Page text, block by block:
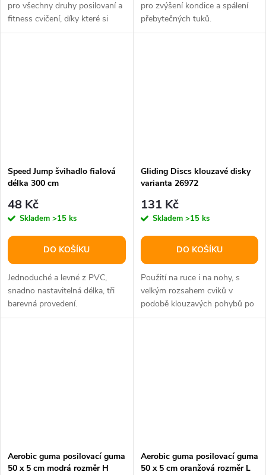
pro všechny druhy posilovaní a
fitness cvičení, díky které si
zvýšíte svou kondici.
pro zvýšení kondice a spálení
přebytečných tuků.
Nastavitelná délka.
Speed Jump švihadlo fialová
délka 300 cm
48 Kč
Skladem >15 ks
DO KOŠÍKU
Jednoduché a levné z PVC,
snadno nastavitelná délka, tři
barevná provedení.
Gliding Discs klouzavé disky
varianta 26972
131 Kč
Skladem >15 ks
DO KOŠÍKU
Použití na ruce i na nohy, s
velkým rozsahem cviků v
podobě klouzavých pohybů po
podlaze v různých směrech. 2
Aerobic guma posilovací guma
50 x 5 cm modrá rozměr H
Aerobic guma posilovací guma
50 x 5 cm oranžová rozměr L